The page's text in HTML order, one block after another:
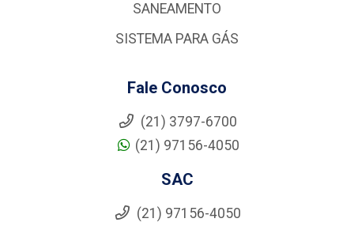
SANEAMENTO
SISTEMA PARA GÁS
Fale Conosco
(21) 3797-6700
(21) 97156-4050
SAC
(21) 97156-4050